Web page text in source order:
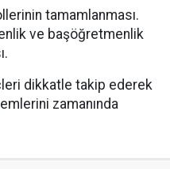
tamamlanması.
ve başöğretmenlik
dikkatle takip ederek
zamanında